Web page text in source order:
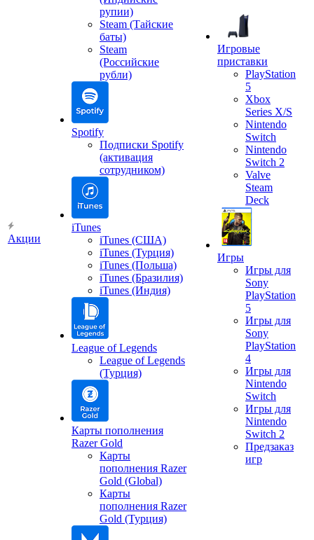
Акции
рупии)
Steam (Тайские
баты)
Steam
(Российские
рубли)
Spotify
Подписки Spotify
(активация
сотрудником)
iTunes
iTunes (США)
iTunes (Турция)
iTunes (Польша)
iTunes (Бразилия)
iTunes (Индия)
League of Legends
League of Legends
(Турция)
Карты пополнения
Razer Gold
Карты
пополнения Razer
Gold (Global)
Карты
пополнения Razer
Gold (Турция)
Игровые
приставки
PlayStation
5
Xbox
Series X/S
Nintendo
Switch
Nintendo
Switch 2
Valve
Steam
Deck
Игры
Игры для
Sony
PlayStation
5
Игры для
Sony
PlayStation
4
Игры для
Nintendo
Switch
Игры для
Nintendo
Switch 2
Предзаказ
игр